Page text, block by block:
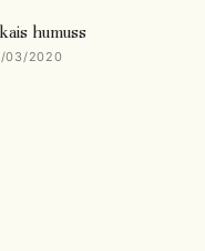
humuss
03/2020